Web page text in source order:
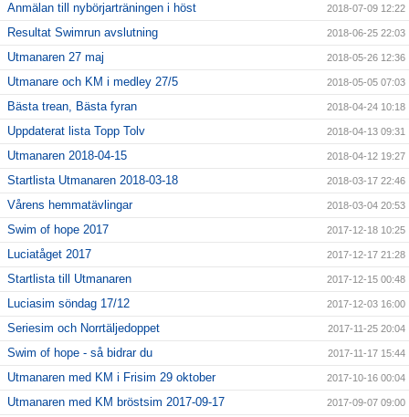
Anmälan till nybörjarträningen i höst 2018-07-09 12:22
Resultat Swimrun avslutning 2018-06-25 22:03
Utmanaren 27 maj 2018-05-26 12:36
Utmanare och KM i medley 27/5 2018-05-05 07:03
Bästa trean, Bästa fyran 2018-04-24 10:18
Uppdaterat lista Topp Tolv 2018-04-13 09:31
Utmanaren 2018-04-15 2018-04-12 19:27
Startlista Utmanaren 2018-03-18 2018-03-17 22:46
Vårens hemmatävlingar 2018-03-04 20:53
Swim of hope 2017 2017-12-18 10:25
Luciatåget 2017 2017-12-17 21:28
Startlista till Utmanaren 2017-12-15 00:48
Luciasim söndag 17/12 2017-12-03 16:00
Seriesim och Norrtäljedoppet 2017-11-25 20:04
Swim of hope - så bidrar du 2017-11-17 15:44
Utmanaren med KM i Frisim 29 oktober 2017-10-16 00:04
Utmanaren med KM bröstsim 2017-09-17 2017-09-07 09:00